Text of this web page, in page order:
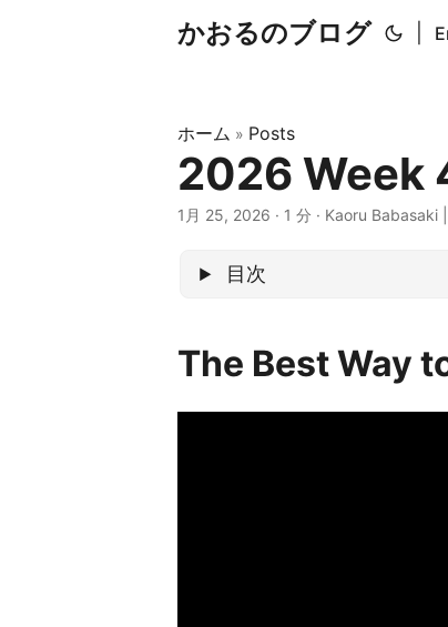
かおるのブログ
ホーム » Posts
2026 Week
1月 25, 2026 · 1 分 · Kaoru Babasaki
目次
The Best Way